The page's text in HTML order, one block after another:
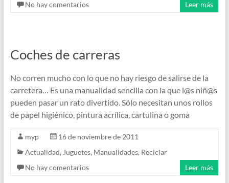
No hay comentarios Leer más
Coches de carreras
No corren mucho con lo que no hay riesgo de salirse de la
carretera… Es una manualidad sencilla con la que l@s niñ@s
pueden pasar un rato divertido. Sólo necesitan unos rollos
de papel higiénico, pintura acrílica, cartulina o goma
myp
16 de noviembre de 2011
Actualidad, Juguetes, Manualidades, Reciclar
No hay comentarios
Leer más